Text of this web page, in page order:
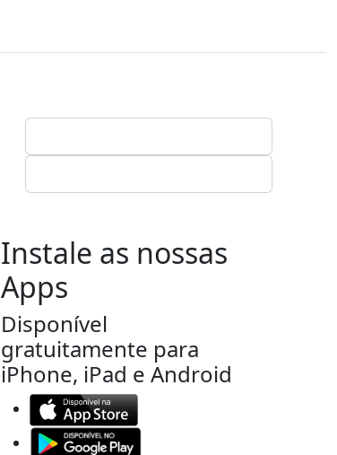
Instale as nossas
Apps
Disponível
gratuitamente para
iPhone, iPad e Android